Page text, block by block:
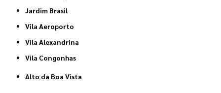
Jardim Brasil
Vila Aeroporto
Vila Alexandrina
Vila Congonhas
Alto da Boa Vista